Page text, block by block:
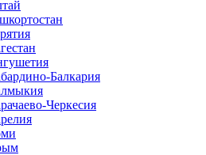
Балкария
Черкеcия